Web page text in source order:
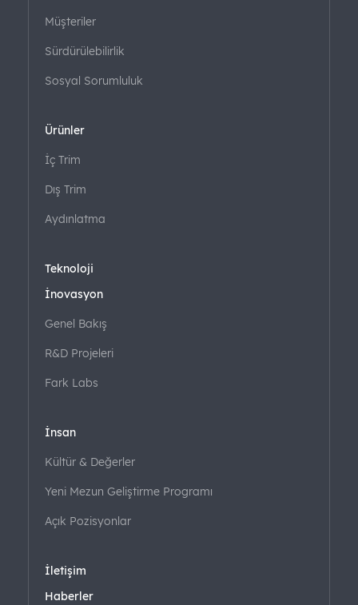
Müşteriler
Sürdürülebilirlik
Sosyal Sorumluluk
Ürünler
İç Trim
Dış Trim
Aydınlatma
Teknoloji
İnovasyon
Genel Bakış
R&D Projeleri
Fark Labs
İnsan
Kültür & Değerler
Yeni Mezun Geliştirme Programı
Açık Pozisyonlar
İletişim
Haberler